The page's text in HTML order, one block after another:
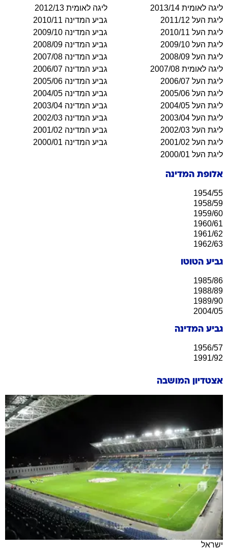
ליגה לאומית 2013/14
ליגה לאומית 2012/13
ליגת העל 2011/12
גביע המדינה 2010/11
ליגת העל 2010/11
גביע המדינה 2009/10
ליגת העל 2009/10
גביע המדינה 2008/09
ליגת העל 2008/09
גביע המדינה 2007/08
ליגה לאומית 2007/08
גביע המדינה 2006/07
ליגת העל 2006/07
גביע המדינה 2005/06
ליגת העל 2005/06
גביע המדינה 2004/05
ליגת העל 2004/05
גביע המדינה 2003/04
ליגת העל 2003/04
גביע המדינה 2002/03
ליגת העל 2002/03
גביע המדינה 2001/02
ליגת העל 2001/02
גביע המדינה 2000/01
ליגת העל 2000/01
אלופת המדינה
1954/55
1958/59
1959/60
1960/61
1961/62
1962/63
גביע הטוטו
1985/86
1988/89
1989/90
2004/05
גביע המדינה
1956/57
1991/92
אצטדיון המושבה
ישראל